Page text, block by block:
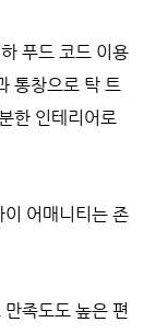
푸드 코드 이용
통창으로 탁 트
한 인테리어로
어매니티는 존
족도도 높은 편